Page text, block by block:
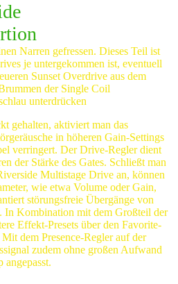
Narren gefressen. Dieses Teil ist
je untergekommen ist, eventuell
Sunset Overdrive aus dem
der Single Coil
unterdrücken
gehalten, aktiviert man das
in höheren Gain-Settings
verringert. Der Drive-Regler dient
der Stärke des Gates. Schließt man
Multistage Drive an, können
wie etwa Volume oder Gain,
störungsfreie Übergänge von
In Kombination mit dem Großteil der
Effekt-Presets über den Favorite-
dem Presence-Regler auf der
zudem ohne großen Aufwand
angepasst.